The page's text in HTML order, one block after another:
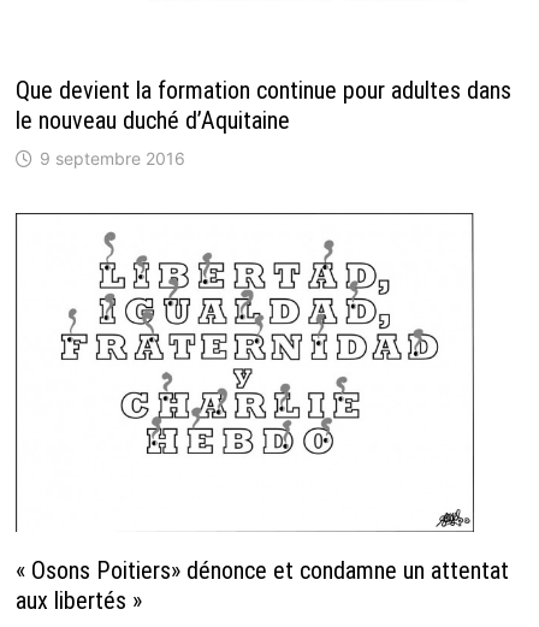
Que devient la formation continue pour adultes dans
le nouveau duché d’Aquitaine
9 septembre 2016
« Osons Poitiers» dénonce et condamne un attentat
aux libertés »